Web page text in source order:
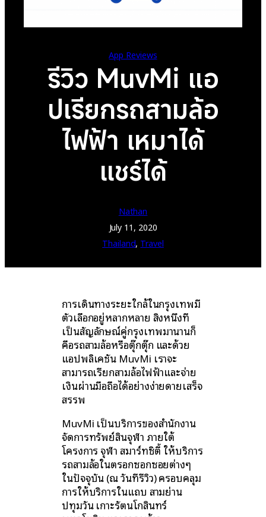
App Reviews
รีวิว MuvMi แอ
ปเรียกรถสามล้อ
ไฟฟ้า เหมาได้
แชร์ได้
Nathan
July 11, 2020
Thailand, Travel
การเดินทางระยะใกล้ในกรุงเทพมี
ตัวเลือกอยู่หลากหลาย สิ่งหนึ่งที่
เป็นสัญลักษณ์คู่กรุงเทพมานานก็
คือรถสามล้อหรือตุ๊กตุ๊ก และด้วย
แอปพลิเคชัน MuvMi เราจะ
สามารถเรียกสามล้อไฟฟ้าและจ่าย
เงินผ่านมือถือได้อย่างง่ายดายเสร็จ
สรรพ
MuvMi เป็นบริการของสำนักงาน
จัดการทรัพย์สินจุฬา ภายใต้
โครงการ จุฬา สมาร์ทซิตี้ ให้บริการ
รถสามล้อในตรอกซอกซอยต่างๆ
ในปัจจุบัน (ณ วันที่รีวิว) ครอบคลุม
การให้บริการในแถบ สามย่าน
ปทุมวัน เกาะรัตนโกสินทร์